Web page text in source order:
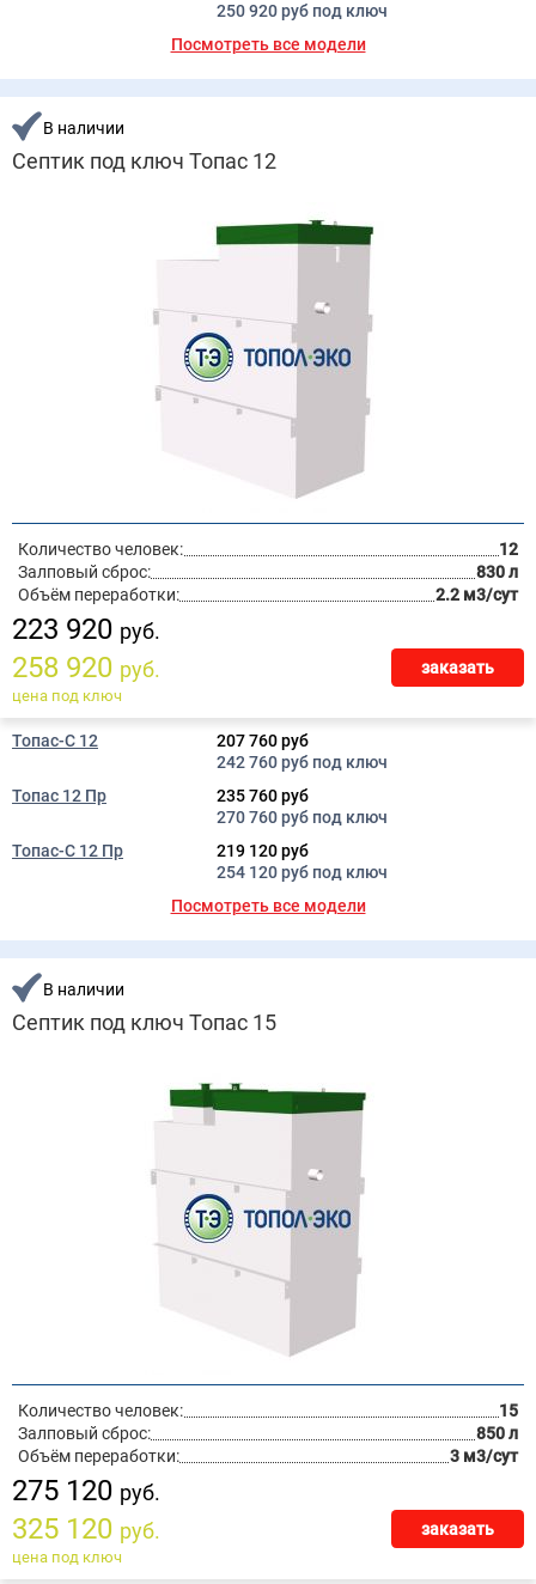
250 920 руб под ключ
Посмотреть все модели
В наличии
Септик под ключ Топас 12
Количество человек:
12
Залповый сброс:
830 л
Объём переработки:
2.2 м3/сут
223 920 руб.
258 920 руб. заказать
цена под ключ
Топас-С 12
207 760 руб
242 760 руб под ключ
Топас 12 Пр
235 760 руб
270 760 руб под ключ
Топас-С 12 Пр
219 120 руб
254 120 руб под ключ
Посмотреть все модели
В наличии
Септик под ключ Топас 15
Количество человек:
15
Залповый сброс:
850 л
Объём переработки:
3 м3/сут
275 120 руб.
325 120 руб. заказать
цена под ключ